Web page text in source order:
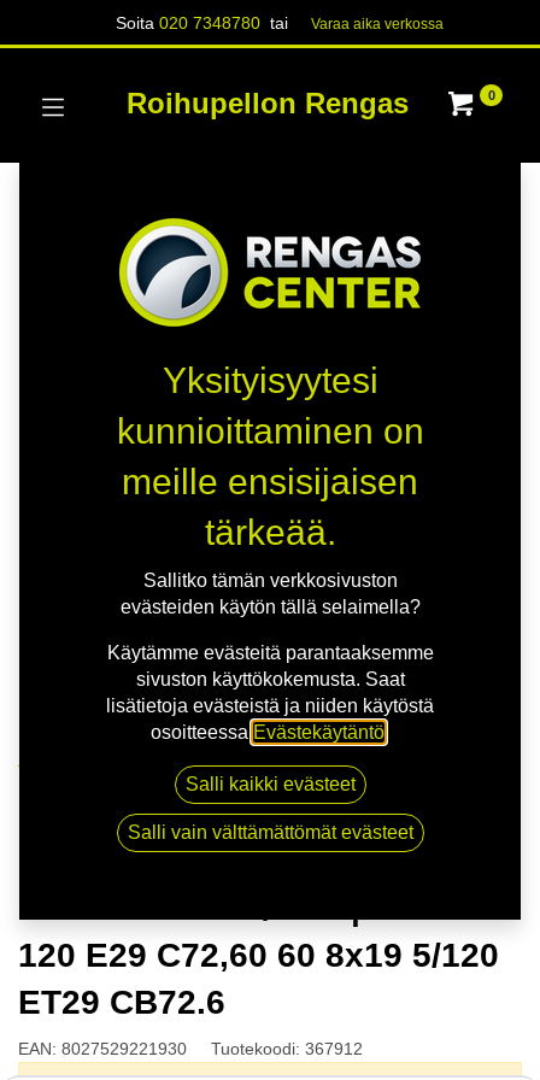
Soita020 7348780 tai Varaa aika verk​​​​ossa
Roihupellon Rengas 0
MSW 75 G.BLK/POL | 8X19 5-120 E29 C72,60 60 8x19
5/120 ET29 CB72.6
120 E29 C72,60 60 8x19 5/120
ET29 CB72.6
EAN: 8027529221930 Tuotekoodi: 367912
Yksityisyytesi
kunnioittaminen on
meille ensisijaisen
tärkeää.
Sallitko tämän verkkosivuston
evästeiden käytön tällä selaimella?
Käytämme evästeitä parantaaksemme
sivuston käyttökokemusta. Saat
lisätietoja evästeistä ja niiden käytöstä
osoitteessa Evästekäytäntö
Salli kaikki evästeet
Salli vain välttämättömät evästeet